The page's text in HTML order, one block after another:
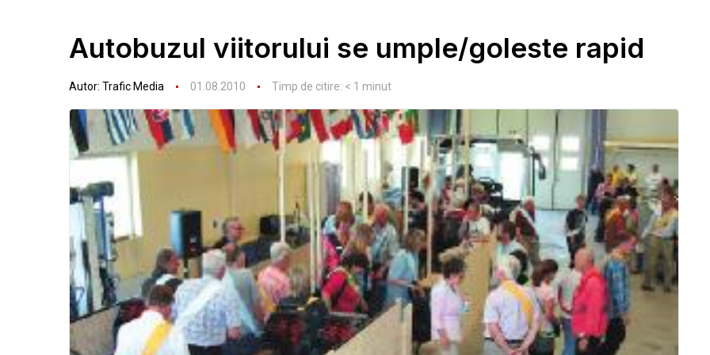
Autobuzul viitorului se umple/goleste rapid
Autor: Trafic Media 01.08.2010 Timp de citire: < 1 minut